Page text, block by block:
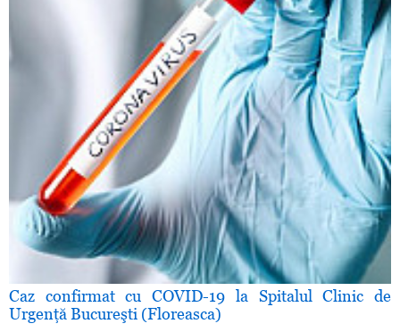
Caz confirmat cu COVID-19 la Spitalul Clinic de
Urgenţă Bucureşti (Floreasca)